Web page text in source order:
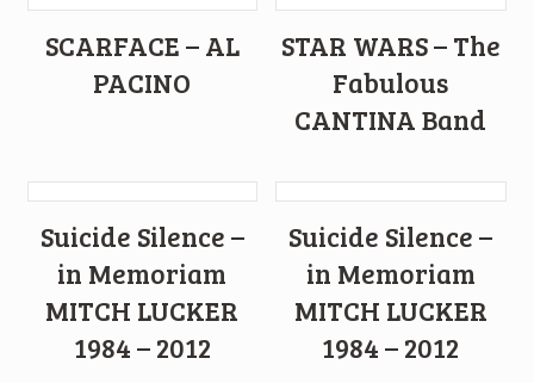
SCARFACE – AL
PACINO
STAR WARS – The
Fabulous
CANTINA Band
Suicide Silence –
in Memoriam
MITCH LUCKER
1984 – 2012
Suicide Silence –
in Memoriam
MITCH LUCKER
1984 – 2012